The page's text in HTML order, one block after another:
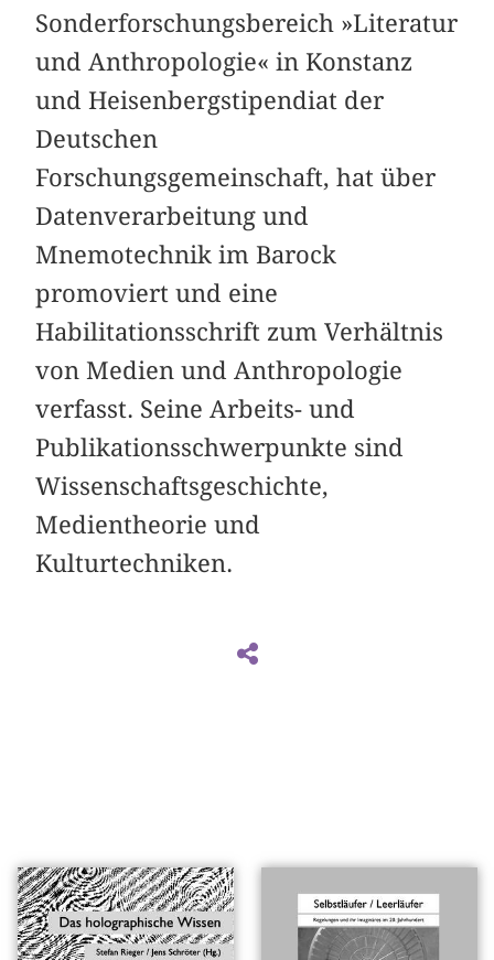
Sonderforschungsbereich »Literatur
und Anthropologie« in Konstanz
und Heisenbergstipendiat der
Deutschen
Forschungsgemeinschaft, hat über
Datenverarbeitung und
Mnemotechnik im Barock
promoviert und eine
Habilitationsschrift zum Verhältnis
von Medien und Anthropologie
verfasst. Seine Arbeits- und
Publikationsschwerpunkte sind
Wissenschaftsgeschichte,
Medientheorie und
Kulturtechniken.